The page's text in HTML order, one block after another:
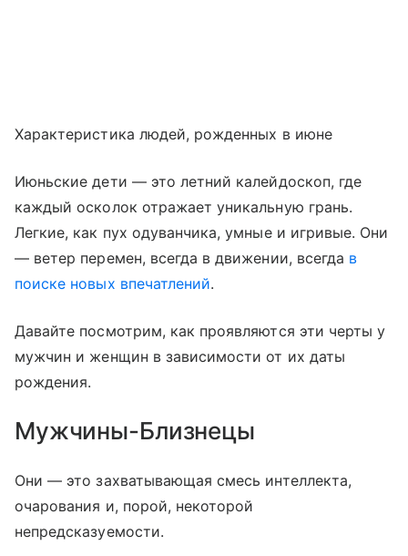
Характеристика людей, рожденных в июне
Июньские дети — это летний калейдоскоп, где
каждый осколок отражает уникальную грань.
Легкие, как пух одуванчика, умные и игривые. Они
— ветер перемен, всегда в движении, всегда в
поиске новых впечатлений.
Давайте посмотрим, как проявляются эти черты у
мужчин и женщин в зависимости от их даты
рождения.
Мужчины-Близнецы
Они — это захватывающая смесь интеллекта,
очарования и, порой, некоторой
непредсказуемости.